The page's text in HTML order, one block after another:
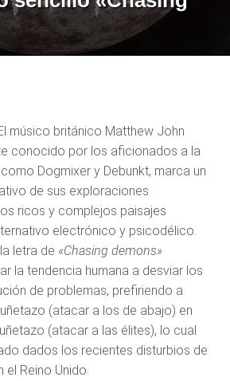
músico británico Matthew John
conocido por los aficionados a la
Dogmixer y Debunkt, marca un
de sus exploraciones
ricos y complejos paisajes
electrónico y psicodélico.
letra de «Chasing demons»
la tendencia humana a desviar los
de problemas, prefiriendo a
(atacar a los de abajo) en
(atacar a las élites), lo cual
dados los recientes disturbios de
el Reino Unido.